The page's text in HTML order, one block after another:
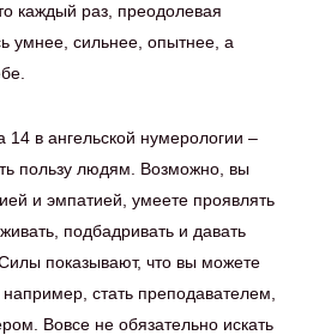
каждый раз, преодолевая
умнее, сильнее, опытнее, а
в ангельской нумерологии –
пользу людям. Возможно, вы
и эмпатией, умеете проявлять
подбадривать и давать
показывают, что вы можете
например, стать преподавателем,
Вовсе не обязательно искать